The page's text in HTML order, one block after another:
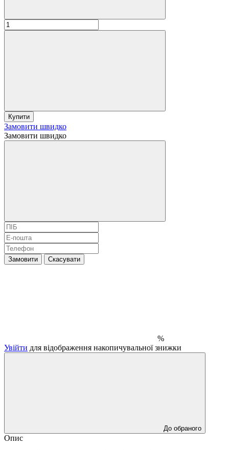
Купити
Замовити швидко
Замовити швидко
Замовити Скасувати
%
Увійти для відображення накопичувальної знижки
До обраного
Опис